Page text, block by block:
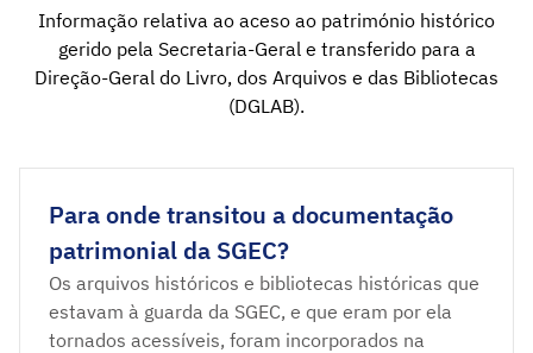
Informação relativa ao aceso ao património histórico
gerido pela Secretaria-Geral e transferido para a
Direção-Geral do Livro, dos Arquivos e das Bibliotecas
(DGLAB).
Para onde transitou a documentação
patrimonial da SGEC?
Os arquivos históricos e bibliotecas históricas que
estavam à guarda da SGEC, e que eram por ela
tornados acessíveis, foram incorporados na